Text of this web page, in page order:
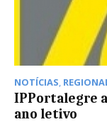
NOTÍCIAS
IPPortalegre
ano letivo